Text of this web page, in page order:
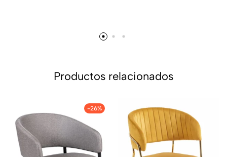
Productos relacionados
-26%